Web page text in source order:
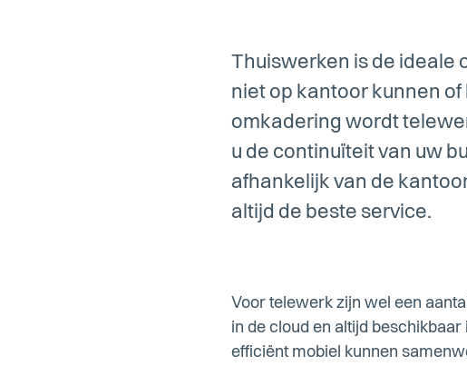
Thuiswerken is de ideale
niet op kantoor kunnen
omkadering wordt
u de continuïteit van uw
afhankelijk van de
altijd de beste service.
Voor telewerk zijn wel een
in de cloud en altijd
efficiënt mobiel kunnen